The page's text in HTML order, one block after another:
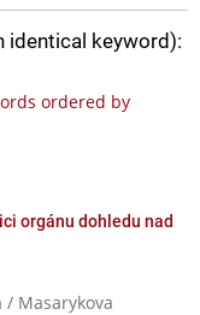
identical keyword):
ordered by
orgánu dohledu nad
/ Masarykova